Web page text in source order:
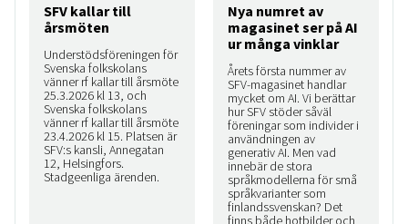
SFV kallar till
årsmöten
Understödsföreningen för
Svenska folkskolans
vänner rf kallar till årsmöte
25.3.2026 kl 13, och
Svenska folkskolans
vänner rf kallar till årsmöte
23.4.2026 kl 15. Platsen är
SFV:s kansli, Annegatan
12, Helsingfors.
Stadgeenliga ärenden.
Nya numret av
magasinet ser på AI
ur många vinklar
Årets första nummer av
SFV-magasinet handlar
mycket om AI. Vi berättar
hur SFV stöder såväl
föreningar som individer i
användningen av
generativ AI. Men vad
innebär de stora
språkmodellerna för små
språkvarianter som
finlandssvenskan? Det
finns både hotbilder och